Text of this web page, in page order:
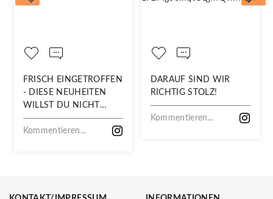
FRISCH EINGETROFFEN
- DIESE NEUHEITEN
WILLST DU NICHT
VERPASSEN!
Kommentieren...
DARAUF SIND WIR
RICHTIG STOLZ!
Kommentieren...